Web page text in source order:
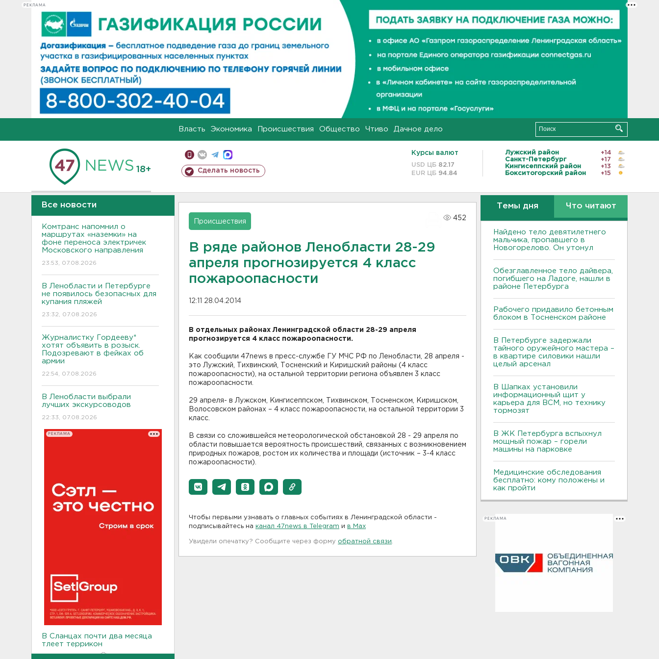
РЕКЛАМА
Власть Экономика Происшествия Общество Чтиво Дачное дело
18+ Сделать новость
Курсы валют
USD ЦБ 82.17
EUR ЦБ 94.84
Лужский район
+14
Санкт-Петербург
+17
Кингисеппский район
+13
Бокситогорский район
+15
Все новости
Комтранс напомнил о
маршрутах «наземки» на
фоне переноса электричек
Московского направления
23:53, 07.08.2026
В Ленобласти и Петербурге
не появилось безопасных для
купания пляжей
23:32, 07.08.2026
Журналистку Гордееву*
хотят объявить в розыск.
Подозревают в фейках об
армии
22:54, 07.08.2026
В Ленобласти выбрали
лучших экскурсоводов
22:33, 07.08.2026
РЕКЛАМА
В Сланцах почти два месяца
тлеет террикон
Происшествия
452
В ряде районов Ленобласти 28-29
апреля прогнозируется 4 класс
пожароопасности
12:11 28.04.2014
В отдельных районах Ленинградской области 28-29 апреля
прогнозируется 4 класс пожароопасности.
Как сообщили 47news в пресс-службе ГУ МЧС РФ по Ленобласти, 28 апреля -
это Лужский, Тихвинский, Тосненский и Киришский районы (4 класс
пожароопасности), на остальной территории региона объявлен 3 класс
пожароопасности.
29 апреля- в Лужском, Кингисеппском, Тихвинском, Тосненском, Киришском,
Волосовском районах – 4 класс пожароопасности, на остальной территории 3
класс.
В связи со сложившейся метеорологической обстановкой 28 - 29 апреля по
области повышается вероятность происшествий, связанных с возникновением
природных пожаров, ростом их количества и площади (источник – 3-4 класс
пожароопасности).
Чтобы первыми узнавать о главных событиях в Ленинградской области -
подписывайтесь на канал 47news в Telegram и в Maх
Увидели опечатку? Сообщите через форму обратной связи
Темы дня Что читают
Найдено тело девятилетнего
мальчика, пропавшего в
Новогорелово. Он утонул
Обезглавленное тело дайвера,
погибшего на Ладоге, нашли в
районе Петербурга
Рабочего придавило бетонным
блоком в Тосненском районе
В Петербурге задержали
тайного оружейного мастера –
в квартире силовики нашли
целый арсенал
В Шапках установили
информационный щит у
карьера для ВСМ, но технику
тормозят
В ЖК Петербурга вспыхнул
мощный пожар – горели
машины на парковке
Медицинские обследования
бесплатно: кому положены и
как пройти
РЕКЛАМА